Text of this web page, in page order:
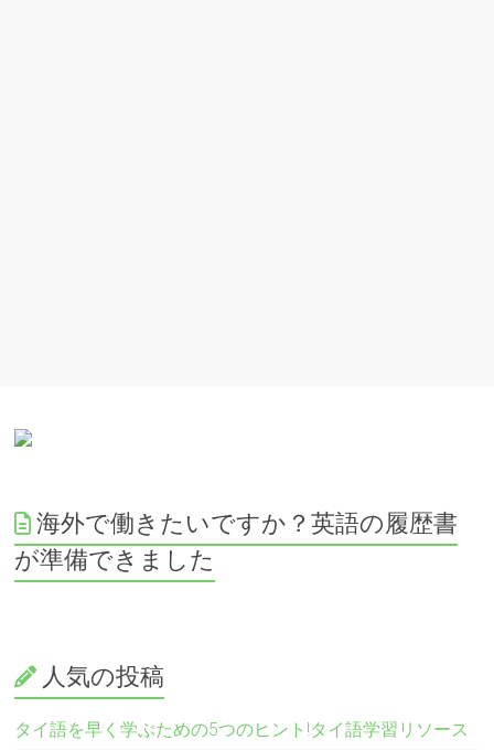
海外で働きたいですか？英語の履歴書
が準備できました
人気の投稿
タイ語を早く学ぶための5つのヒント!タイ語学習リソース